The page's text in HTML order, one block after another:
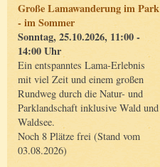
Große Lamawanderung im Park
- im Sommer
Sonntag, 25.10.2026, 11:00 -
14:00 Uhr
Ein entspanntes Lama-Erlebnis
mit viel Zeit und einem großen
Rundweg durch die Natur- und
Parklandschaft inklusive Wald und
Waldsee.
Noch 8 Plätze frei (Stand vom
03.08.2026)